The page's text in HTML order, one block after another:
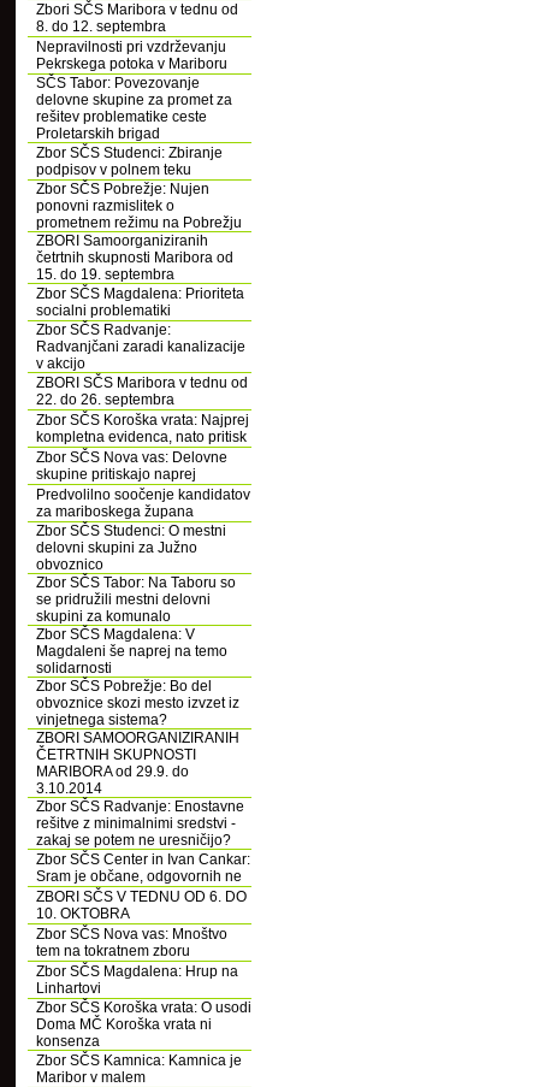
Zbori SČS Maribora v tednu od
8. do 12. septembra
Nepravilnosti pri vzdrževanju
Pekrskega potoka v Mariboru
SČS Tabor: Povezovanje
delovne skupine za promet za
rešitev problematike ceste
Proletarskih brigad
Zbor SČS Studenci: Zbiranje
podpisov v polnem teku
Zbor SČS Pobrežje: Nujen
ponovni razmislitek o
prometnem režimu na Pobrežju
ZBORI Samoorganiziranih
četrtnih skupnosti Maribora od
15. do 19. septembra
Zbor SČS Magdalena: Prioriteta
socialni problematiki
Zbor SČS Radvanje:
Radvanjčani zaradi kanalizacije
v akcijo
ZBORI SČS Maribora v tednu od
22. do 26. septembra
Zbor SČS Koroška vrata: Najprej
kompletna evidenca, nato pritisk
Zbor SČS Nova vas: Delovne
skupine pritiskajo naprej
Predvolilno soočenje kandidatov
za mariboskega župana
Zbor SČS Studenci: O mestni
delovni skupini za Južno
obvoznico
Zbor SČS Tabor: Na Taboru so
se pridružili mestni delovni
skupini za komunalo
Zbor SČS Magdalena: V
Magdaleni še naprej na temo
solidarnosti
Zbor SČS Pobrežje: Bo del
obvoznice skozi mesto izvzet iz
vinjetnega sistema?
ZBORI SAMOORGANIZIRANIH
ČETRTNIH SKUPNOSTI
MARIBORA od 29.9. do
3.10.2014
Zbor SČS Radvanje: Enostavne
rešitve z minimalnimi sredstvi -
zakaj se potem ne uresničijo?
Zbor SČS Center in Ivan Cankar:
Sram je občane, odgovornih ne
ZBORI SČS V TEDNU OD 6. DO
10. OKTOBRA
Zbor SČS Nova vas: Mnoštvo
tem na tokratnem zboru
Zbor SČS Magdalena: Hrup na
Linhartovi
Zbor SČS Koroška vrata: O usodi
Doma MČ Koroška vrata ni
konsenza
Zbor SČS Kamnica: Kamnica je
Maribor v malem